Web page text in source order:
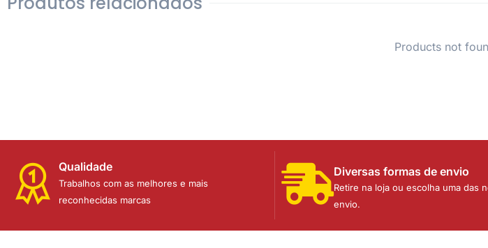
Products not
Qualidade
Trabalhos com as melhores e mais
reconhecidas marcas
Diversas formas de envio
Retire na loja ou escolha uma das
envio.